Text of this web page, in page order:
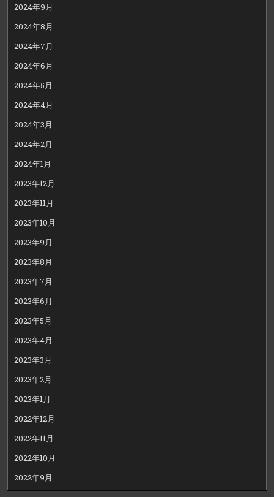
2024年9月
2024年8月
2024年7月
2024年6月
2024年5月
2024年4月
2024年3月
2024年2月
2024年1月
2023年12月
2023年11月
2023年10月
2023年9月
2023年8月
2023年7月
2023年6月
2023年5月
2023年4月
2023年3月
2023年2月
2023年1月
2022年12月
2022年11月
2022年10月
2022年9月